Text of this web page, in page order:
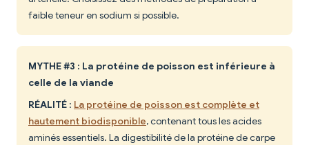
faible teneur en sodium si possible.
MYTHE #3 : La protéine de poisson est inférieure à
celle de la viande
RÉALITÉ : La protéine de poisson est complète et
hautement biodisponible, contenant tous les acides
aminés essentiels. La digestibilité de la protéine de carpe